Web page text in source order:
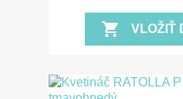
shopping_cart VLOŽIŤ